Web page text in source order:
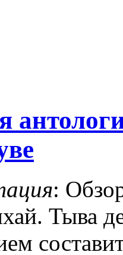
:
Тыва